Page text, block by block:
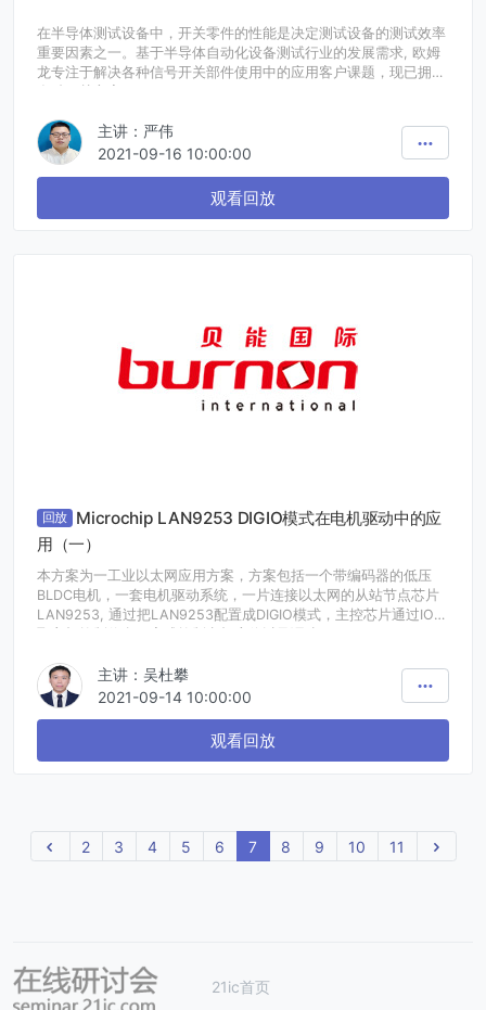
在半导体测试设备中，开关零件的性能是决定测试设备的测试效率
重要因素之一。基于半导体自动化设备测试行业的发展需求, 欧姆
龙专注于解决各种信号开关部件使用中的应用客户课题，现已拥有
我们会在本次研讨会介绍欧姆龙开关部件的适用场景，如何通过选
择合适的开关部件来解决设备的测试痛点，达到高性能。同时，您
将了解到：
1.针对测试行业电子开关应用要求的低漏电流课题
主讲：严伟
2021-09-16 10:00:00
观看回放
回放 Microchip LAN9253 DIGIO模式在电机驱动中的应
用（一）
本方案为一工业以太网应用方案，方案包括一个带编码器的低压
BLDC电机，一套电机驱动系统，一片连接以太网的从站节点芯片
LAN9253, 通过把LAN9253配置成DIGIO模式，主控芯片通过IO获
主讲：吴杜攀
2021-09-14 10:00:00
观看回放
上一页
2 3 4 5 6 7 8 9 10 11
21ic首页